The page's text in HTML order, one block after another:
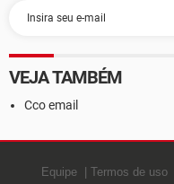
VEJA TAMBÉM
Cco email
Equipe Termos de uso